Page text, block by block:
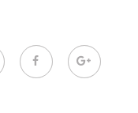
TWITTERFACEBOOK